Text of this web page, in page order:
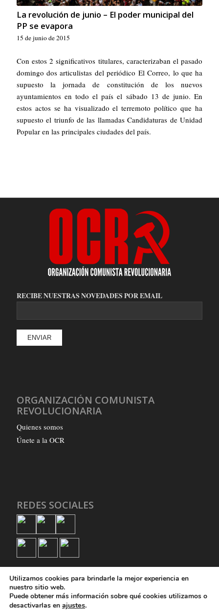
La revolución de junio – El poder municipal del
PP se evapora
15 de junio de 2015
Con estos 2 significativos titulares, caracterizaban el pasado
domingo dos articulistas del periódico El Correo, lo que ha
supuesto la jornada de constitución de los nuevos
ayuntamientos en todo el país el sábado 13 de junio. En
estos actos se ha visualizado el terremoto político que ha
supuesto el triunfo de las llamadas Candidaturas de Unidad
Popular en las principales ciudades del país.
RECIBE NUESTRAS NOVEDADES POR EMAIL
ORGANIZACIÓN COMUNISTA
REVOLUCIONARIA
Quienes somos
Únete a la OCR
REDES SOCIALES
Utilizamos cookies para brindarle la mejor experiencia en
nuestro sitio web.
Puede obtener más información sobre qué cookies utilizamos o
desactivarlas en ajustes.